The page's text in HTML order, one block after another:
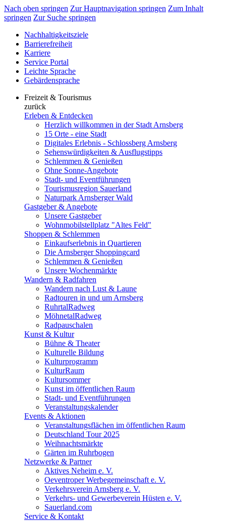
Nach oben springen Zur Hauptnavigation springen Zum Inhalt
springen Zur Suche springen
Nachhaltigkeitsziele
Barrierefreiheit
Karriere
Service Portal
Leichte Sprache
Gebärdensprache
Freizeit & Tourismus
zurück
Erleben & Entdecken
Herzlich willkommen in der Stadt Arnsberg
15 Orte - eine Stadt
Digitales Erlebnis - Schlossberg Arnsberg
Sehenswürdigkeiten & Ausflugstipps
Schlemmen & Genießen
Ohne Sonne-Angebote
Stadt- und Eventführungen
Tourismusregion Sauerland
Naturpark Arnsberger Wald
Gastgeber & Angebote
Unsere Gastgeber
Wohnmobilstellplatz "Altes Feld"
Shoppen & Schlemmen
Einkaufserlebnis in Quartieren
Die Arnsberger Shoppingcard
Schlemmen & Genießen
Unsere Wochenmärkte
Wandern & Radfahren
Wandern nach Lust & Laune
Radtouren in und um Arnsberg
RuhrtalRadweg
MöhnetalRadweg
Radpauschalen
Kunst & Kultur
Bühne & Theater
Kulturelle Bildung
Kulturprogramm
KulturRaum
Kultursommer
Kunst im öffentlichen Raum
Stadt- und Eventführungen
Veranstaltungskalender
Events & Aktionen
Veranstaltungsflächen im öffentlichen Raum
Deutschland Tour 2025
Weihnachtsmärkte
Gärten im Ruhrbogen
Netzwerke & Partner
Aktives Neheim e. V.
Oeventroper Werbegemeinschaft e. V.
Verkehrsverein Arnsberg e. V.
Verkehrs- und Gewerbeverein Hüsten e. V.
Sauerland.com
Service & Kontakt